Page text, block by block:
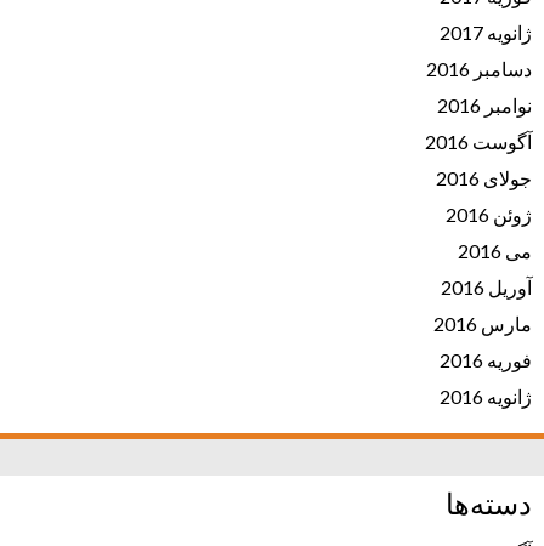
ژانویه 2017
دسامبر 2016
نوامبر 2016
آگوست 2016
جولای 2016
ژوئن 2016
می 2016
آوریل 2016
مارس 2016
فوریه 2016
ژانویه 2016
دسته‌ها